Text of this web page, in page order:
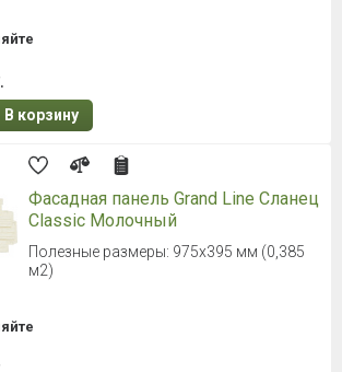
В корзину
Фасадная панель Grand Line Сланец
Classic Молочный
Полезные размеры: 975х395 мм (0,385
м2)